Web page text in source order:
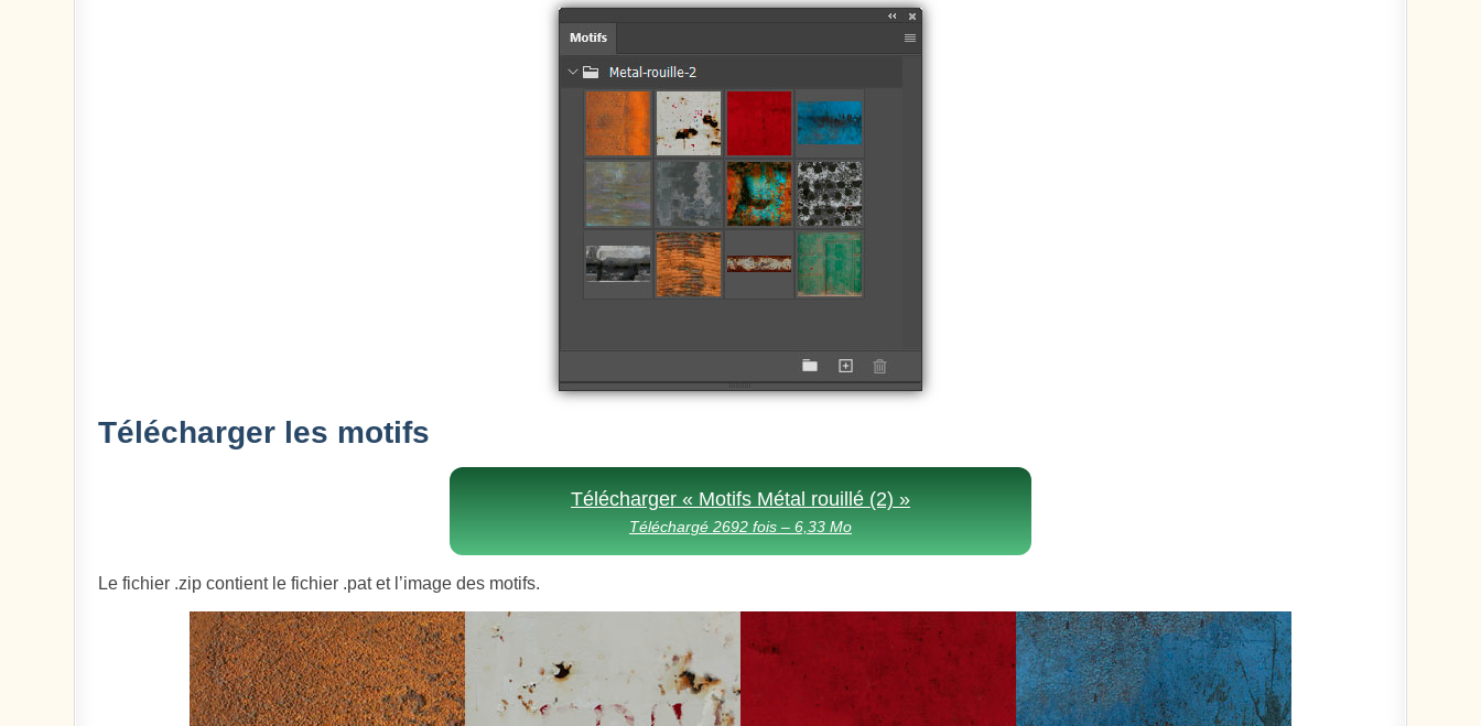
Télécharger les motifs
Télécharger « Motifs Métal rouillé (2) »
Téléchargé 2692 fois – 6,33 Mo
Le fichier .zip contient le fichier .pat et l’image des motifs.